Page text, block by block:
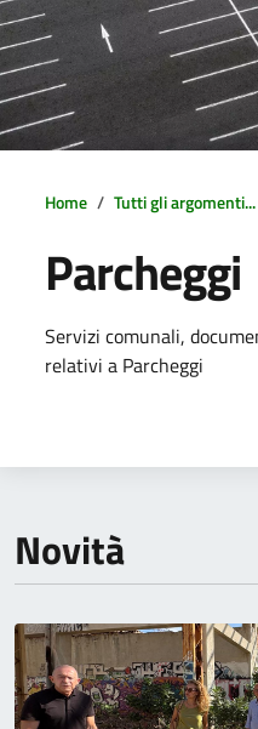
Home Tutti gli argomenti...
Parcheggi
Dettagli
Servizi comunali,
relativi a Parcheggi
Novità